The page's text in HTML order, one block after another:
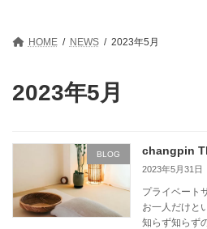
HOME NEWS 2023年5月
2023年5月
BLOG changpin
2023年5月31日
プライベート
お一人だけと
知らず知らず